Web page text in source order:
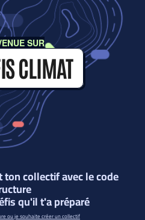
SUR
CLIMAT
collectif avec le code
qu'il t'a préparé
ou je souhaite créer un collectif